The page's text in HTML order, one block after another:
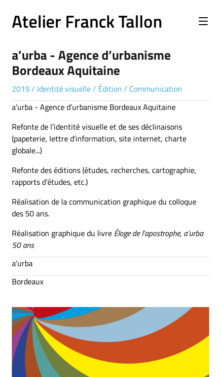
Atelier Franck Tallon
a’urba - Agence d’urbanisme
Bordeaux Aquitaine
2019/ Identité visuelle/ Édition / Communication
a’urba - Agence d’urbanisme Bordeaux Aquitaine
Refonte de l’identité visuelle et de ses déclinaisons
(papeterie, lettre d’information, site internet, charte
globale...)
Refonte des éditions (études, recherches, cartographie,
rapports d’études, etc.)
Réalisation de la communication graphique du colloque
des 50 ans.
Réalisation graphique du livre Éloge de l’apostrophe, a’urba
50 ans
a’urba
Bordeaux